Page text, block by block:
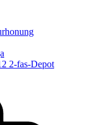
2-fas-Depot